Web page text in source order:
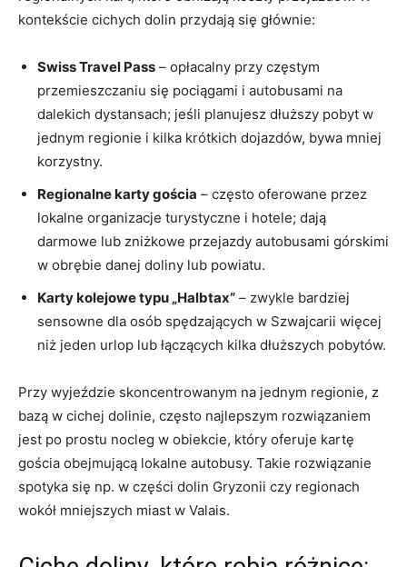
kontekście cichych dolin przydają się głównie:
Swiss Travel Pass – opłacalny przy częstym
przemieszczaniu się pociągami i autobusami na
dalekich dystansach; jeśli planujesz dłuższy pobyt w
jednym regionie i kilka krótkich dojazdów, bywa mniej
korzystny.
Regionalne karty gościa – często oferowane przez
lokalne organizacje turystyczne i hotele; dają
darmowe lub zniżkowe przejazdy autobusami górskimi
w obrębie danej doliny lub powiatu.
Karty kolejowe typu „Halbtax” – zwykle bardziej
sensowne dla osób spędzających w Szwajcarii więcej
niż jeden urlop lub łączących kilka dłuższych pobytów.
Przy wyjeździe skoncentrowanym na jednym regionie, z
bazą w cichej dolinie, często najlepszym rozwiązaniem
jest po prostu nocleg w obiekcie, który oferuje kartę
gościa obejmującą lokalne autobusy. Takie rozwiązanie
spotyka się np. w części dolin Gryzonii czy regionach
wokół mniejszych miast w Valais.